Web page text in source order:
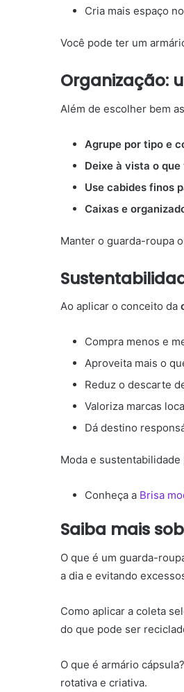
Cria mais espaço
Você pode ter um
Organização:
Além de escolher bem
Agrupe por tipo e
Deixe à vista o
Use cabides finos
Caixas e
Manter o guarda-roupa
Ao aplicar o conceito da
Compra menos e
Aproveita mais o
Reduz o descarte
Valoriza marcas
Dá destino
Moda e
Conheça a Brisa
Saiba mais
O que é um guarda-
a dia e evitando
Como aplicar a coleta
do que pode ser
O que é armário
rotativa e criativa.